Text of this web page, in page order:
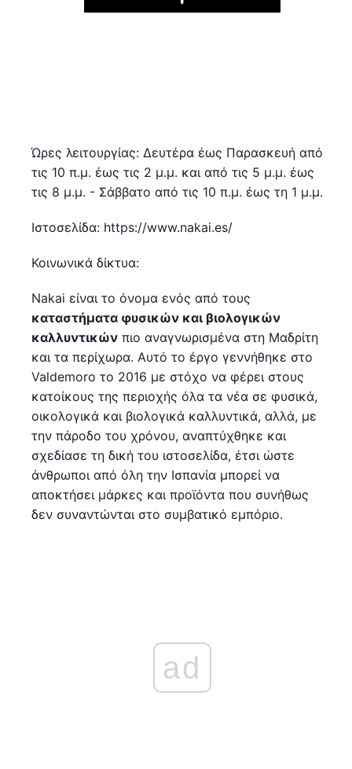
Play
Ώρες λειτουργίας: Δευτέρα έως Παρασκευή από
τις 10 π.μ. έως τις 2 μ.μ. και από τις 5 μ.μ. έως
τις 8 μ.μ. - Σάββατο από τις 10 π.μ. έως τη 1 μ.μ.
Ιστοσελίδα: https://www.nakai.es/
Κοινωνικά δίκτυα:
Nakai είναι το όνομα ενός από τους
καταστήματα φυσικών και βιολογικών
καλλυντικών πιο αναγνωρισμένα στη Μαδρίτη
και τα περίχωρα. Αυτό το έργο γεννήθηκε στο
Valdemoro το 2016 με στόχο να φέρει στους
κατοίκους της περιοχής όλα τα νέα σε φυσικά,
οικολογικά και βιολογικά καλλυντικά, αλλά, με
την πάροδο του χρόνου, αναπτύχθηκε και
σχεδίασε τη δική του ιστοσελίδα, έτσι ώστε
άνθρωποι από όλη την Ισπανία μπορεί να
αποκτήσει μάρκες και προϊόντα που συνήθως
δεν συναντώνται στο συμβατικό εμπόριο.
ad